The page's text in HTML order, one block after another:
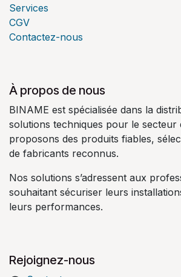
Services
CGV
Contactez-nous
À propos de nous
BINAME est spécialisée dans la
solutions techniques pour le secteur
proposons des produits fiables,
de fabricants reconnus.
Nos solutions s’adressent aux
souhaitant sécuriser leurs
leurs performances.
Rejoignez-nous